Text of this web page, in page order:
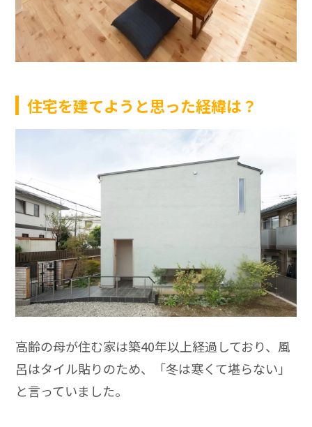
住宅を建てようと思った経緯は？
高齢の母が住む家は築40年以上経過しており、風
呂はタイル貼りのため、「冬は寒くて堪らない」
と言っていました。